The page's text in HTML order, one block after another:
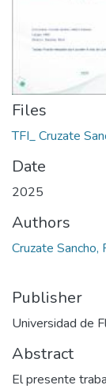
Files
TFI_ Cruzate
Date
2025
Authors
Cruzate Sancho,
Publisher
Universidad de
Abstract
El presente